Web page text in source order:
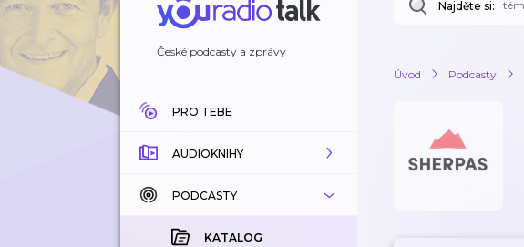
České podcasty a zprávy
PRO TEBE
AUDIOKNIHY
KATALOG
KOUPENÉ
PODCASTY
KATALOG
Najděte si:
Úvod Podcasty